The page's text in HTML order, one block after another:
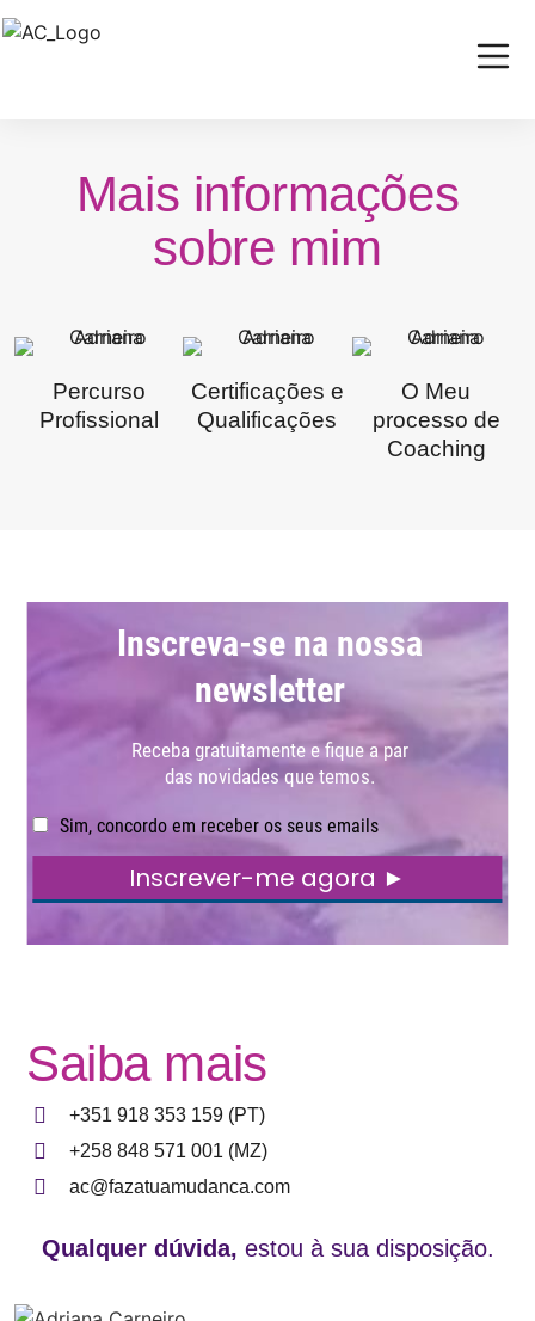
Mais informações
sobre mim
Percurso
Profissional
Certificações e
Qualificações
O Meu
processo de
Coaching
Saiba mais
+351 918 353 159 (PT)
+258 848 571 001 (MZ)
ac@fazatuamudanca.com
Qualquer dúvida, estou à sua disposição.